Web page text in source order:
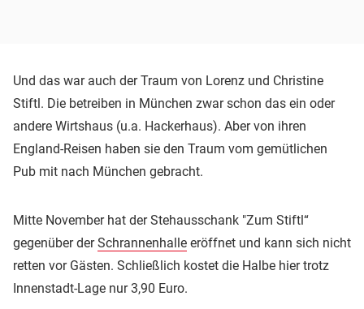
Und das war auch der Traum von Lorenz und Christine
Stiftl. Die betreiben in München zwar schon das ein oder
andere Wirtshaus (u.a. Hackerhaus). Aber von ihren
England-Reisen haben sie den Traum vom gemütlichen
Pub mit nach München gebracht.
Mitte November hat der Stehausschank "Zum Stiftl“
gegenüber derSchrannenhalle eröffnet und kann sich nicht
retten vor Gästen. Schließlich kostet die Halbe hier trotz
Innenstadt-Lage nur 3,90 Euro.